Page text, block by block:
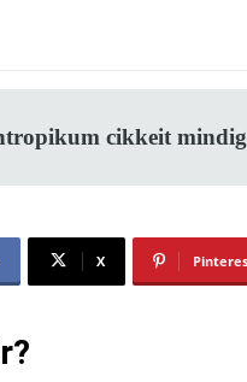
cikkeit mindig
X